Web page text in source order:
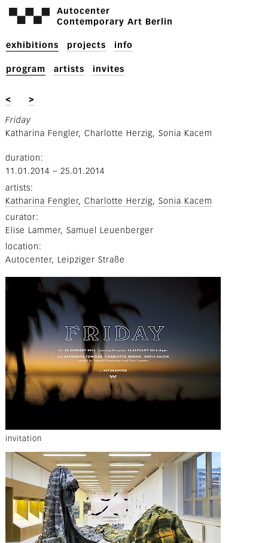
Autocenter
Contemporary Art Berlin
exhibitions projects info
program artists invites
< >
Friday
Katharina Fengler, Charlotte Herzig, Sonia Kacem
duration
11.01.2014 – 25.01.2014
artists
Katharina Fengler Charlotte Herzig
Sonia Kacem
curator
Elise Lammer Samuel Leuenberger
location
Autocenter, Leipziger Straße
invitation